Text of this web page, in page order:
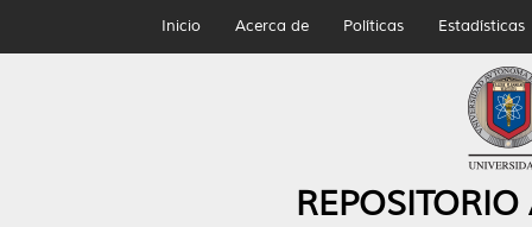
Inicio Acerca de Políticas Estadísticas